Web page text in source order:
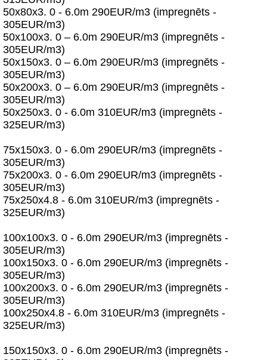
50x80x3. 0 - 6.0m 290EUR/m3 (impregnēts -
305EUR/m3)
50x100x3. 0 – 6.0m 290EUR/m3 (impregnēts -
305EUR/m3)
50x150x3. 0 – 6.0m 290EUR/m3 (impregnēts -
305EUR/m3)
50x200x3. 0 – 6.0m 290EUR/m3 (impregnēts -
305EUR/m3)
50x250x3. 0 - 6.0m 310EUR/m3 (impregnēts -
325EUR/m3)
75x150x3. 0 - 6.0m 290EUR/m3 (impregnēts -
305EUR/m3)
75x200x3. 0 - 6.0m 290EUR/m3 (impregnēts -
305EUR/m3)
75x250x4.8 - 6.0m 310EUR/m3 (impregnēts -
325EUR/m3)
100x100x3. 0 - 6.0m 290EUR/m3 (impregnēts -
305EUR/m3)
100x150x3. 0 - 6.0m 290EUR/m3 (impregnēts -
305EUR/m3)
100x200x3. 0 - 6.0m 290EUR/m3 (impregnēts -
305EUR/m3)
100x250x4.8 - 6.0m 310EUR/m3 (impregnēts -
325EUR/m3)
150x150x3. 0 - 6.0m 290EUR/m3 (impregnēts -